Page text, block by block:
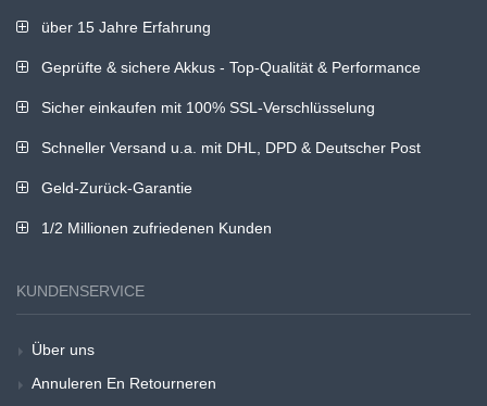
über 15 Jahre Erfahrung
Geprüfte & sichere Akkus - Top-Qualität & Performance
Sicher einkaufen mit 100% SSL-Verschlüsselung
Schneller Versand u.a. mit DHL, DPD & Deutscher Post
Geld-Zurück-Garantie
1/2 Millionen zufriedenen Kunden
KUNDENSERVICE
Über uns
Annuleren En Retourneren